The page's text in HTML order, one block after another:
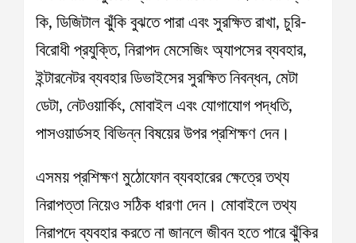
কি, ডিজিটাল ঝুঁকি বুঝতে পারা এবং সুরক্ষিত রাখা, চুরি-
বিরোধী প্রযুক্তি, নিরাপদ মেসেজিং অ্যাপসের ব্যবহার,
ইন্টারনেটর ব্যবহার ডিভাইসের সুরক্ষিত নিবন্ধন, মেটা
ডেটা, নেটওয়ার্কিং, মোবাইল এবং যোগাযোগ পদ্ধতি,
পাসওয়ার্ডসহ বিভিন্ন বিষয়ের উপর প্রশিক্ষণ দেন।
এসময় প্রশিক্ষণ মুঠোফোন ব্যবহারের ক্ষেত্রে তথ্য
নিরাপত্তা নিয়েও সঠিক ধারণা দেন। মোবাইলে তথ্য
নিরাপদে ব্যবহার করতে না জানলে জীবন হতে পারে ঝুঁকির